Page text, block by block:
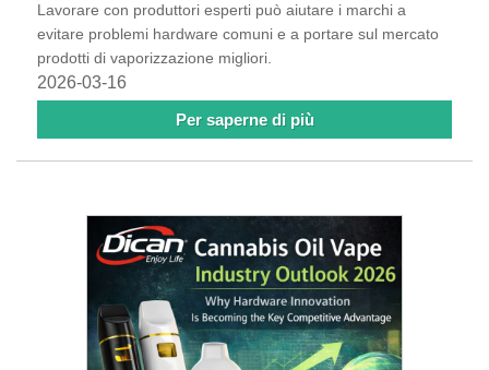
Lavorare con produttori esperti può aiutare i marchi a
evitare problemi hardware comuni e a portare sul mercato
prodotti di vaporizzazione migliori.
2026-03-16
Per saperne di più